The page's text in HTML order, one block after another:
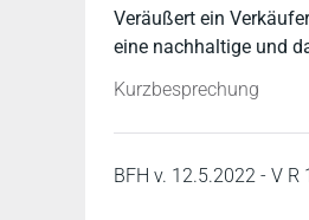
Veräußert ein
eine nachhaltige und
Kurzbesprechung
BFH v. 12.5.2022 - V R